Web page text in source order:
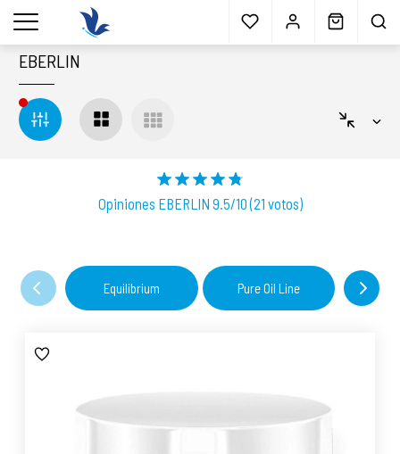
Envío gratisa partir 40€* Muestras gratis Blog
menu
EBERLIN
Opiniones EBERLIN 9.5/10 (21 votos)
Equilibrium Pure Oil Line